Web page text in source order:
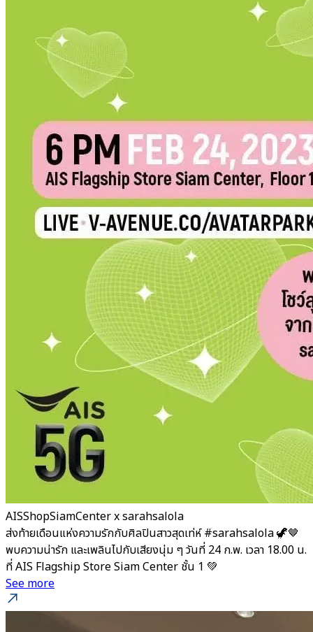
AISShopSiamCenter x sarahsalola
ส่งท้ายเดือนแห่งความรักกับศิลปินสาวสุดเท่ห์ #sarahsalola 🦖🤎
พบความน่ารัก และเพลินไปกับเสียงนุ่ม ๆ วันที่ 24 ก.พ. เวลา 18.00 น.
ที่ AIS Flagship Store Siam Center ชั้น 1 💚
See more